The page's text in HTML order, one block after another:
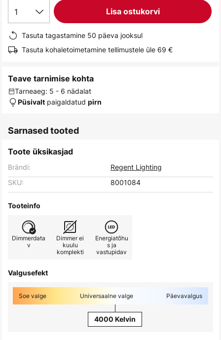
gallery
1 Lisa ostukorvi
Tasuta tagastamine 50 päeva jooksul
Tasuta kohaletoimetamine tellimustele üle 69 €
Teave tarnimise kohta
Tarneaeg: 5 - 6 nädalat
Püsivalt paigaldatud pirn
Sarnased tooted
Toote üksikasjad
Brändi:
Regent Lighting
SKU:
8001084
Tooteinfo
Dimmerdata
v
Dimmer ei
kuulu
komplekti
Energiatõhu
s ja
vastupidav
Valgusefekt
Soe valge Universaalne valge Päevavalgus
4000 Kelvin